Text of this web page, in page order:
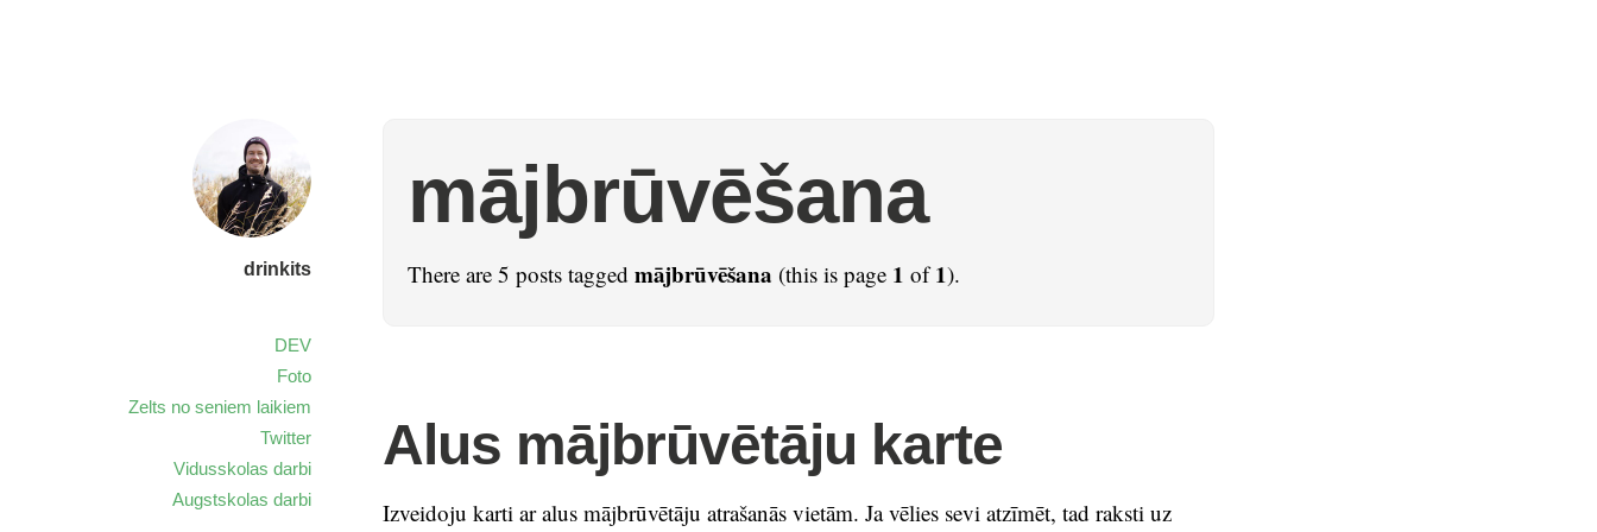
drinkits
DEV
Foto
Zelts no seniem laikiem
Twitter
Vidusskolas darbi
Augstskolas darbi
mājbrūvēšana
There are 5 posts tagged mājbrūvēšana (this is page 1 of1).
Alus mājbrūvētāju karte
Izveidoju karti ar alus mājbrūvētāju atrašanās vietām. Ja vēlies sevi atzīmēt, tad raksti uz